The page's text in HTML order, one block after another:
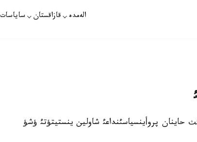
الەمدە قازاقستان ساياسات
قئتايدئث حاينان پروأينسياسئنداعئ شاولين ينستيتؤتئ ؤشؤ